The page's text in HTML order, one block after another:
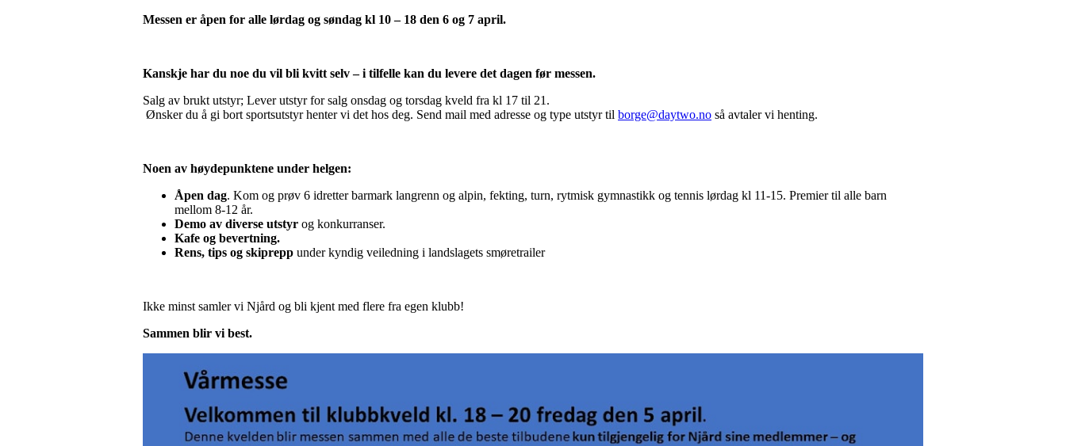
Messen er åpen for alle lørdag og søndag kl 10 – 18 den 6 og 7 april.
Kanskje har du noe du vil bli kvitt selv – i tilfelle kan du levere det dagen før messen.
Salg av brukt utstyr; Lever utstyr for salg onsdag og torsdag kveld fra kl 17 til 21.
Ønsker du å gi bort sportsutstyr henter vi det hos deg. Send mail med adresse og type utstyr til borge@daytwo.no så avtaler vi henting.
Noen av høydepunktene under helgen:
Åpen dag. Kom og prøv 6 idretter barmark langrenn og alpin, fekting, turn, rytmisk gymnastikk og tennis lørdag kl 11-15. Premier til alle barn
mellom 8-12 år.
Demo av diverse utstyr og konkurranser.
Kafe og bevertning.
Rens, tips og skiprepp under kyndig veiledning i landslagets smøretrailer
Ikke minst samler vi Njård og bli kjent med flere fra egen klubb!
Sammen blir vi best.